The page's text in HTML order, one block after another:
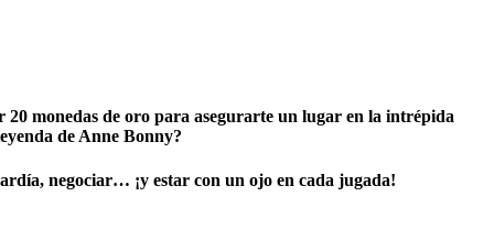
monedas de oro para asegurarte un lugar en la intrépida
de Anne Bonny?
negociar… ¡y estar con un ojo en cada jugada!